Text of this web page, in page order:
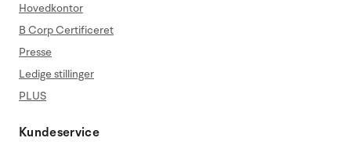
Hovedkontor
B Corp Certificeret
Presse
Ledige stillinger
PLUS
Kundeservice